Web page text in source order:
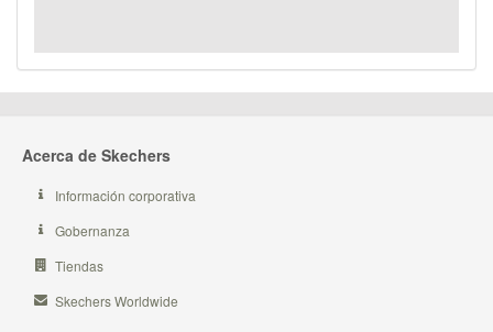
Acerca de Skechers
Información corporativa
Gobernanza
Tiendas
Skechers Worldwide